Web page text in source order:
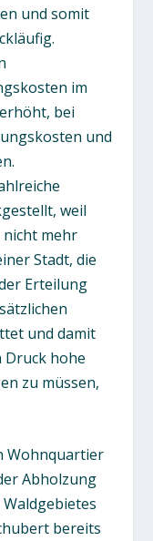
und somit
im
bei
und
weil
mehr
Stadt, die
Erteilung
und damit
Druck hohe
zu müssen,
Wohnquartier
Abholzung
bereits